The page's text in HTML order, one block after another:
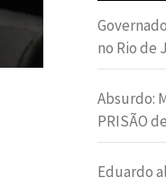
no Rio de
Absurdo:
PRISÃO
Eduardo